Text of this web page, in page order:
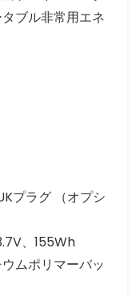
ブル非常用エネ
プラグ （オプシ
、155Wh
ムポリマーバッ